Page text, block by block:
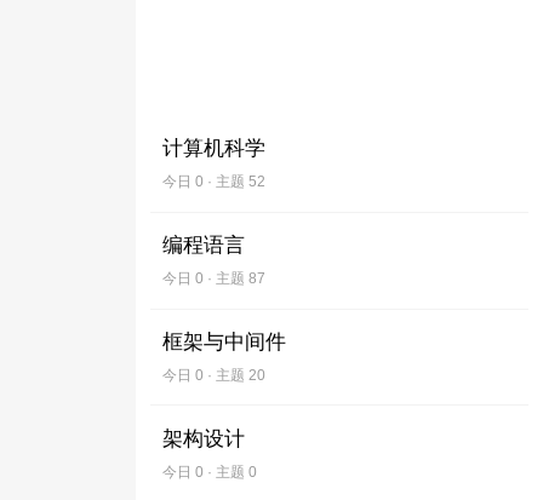
计算机科学
今日 0 · 主题 52
编程语言
今日 0 · 主题 87
框架与中间件
今日 0 · 主题 20
架构设计
今日 0 · 主题 0